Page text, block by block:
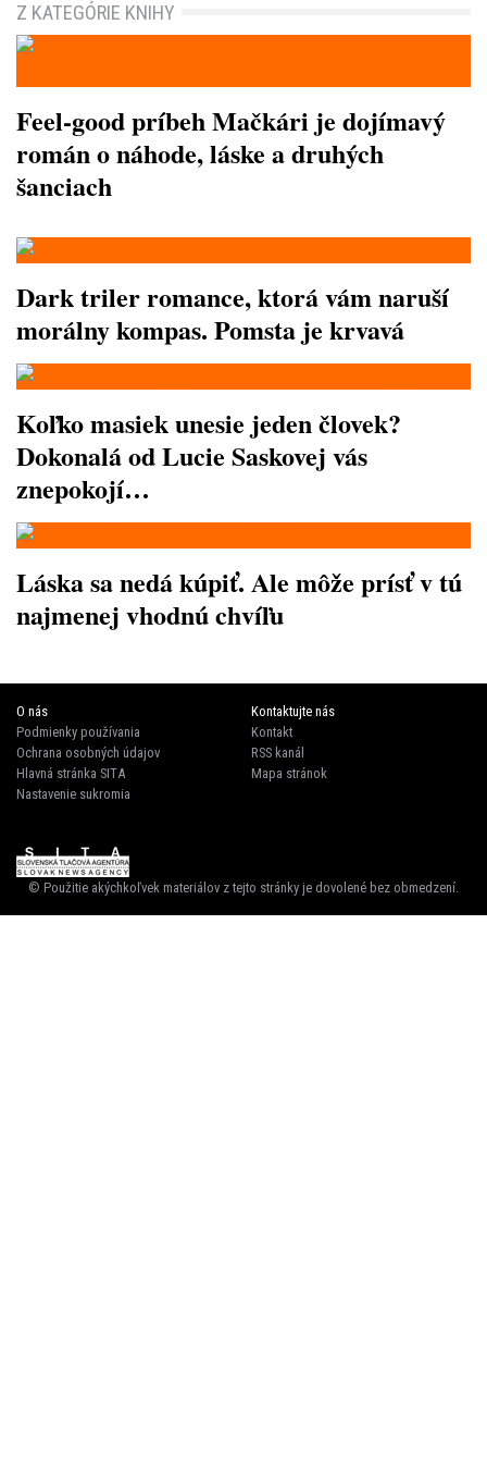
Z KATEGÓRIE KNIHY
Feel-good príbeh Mačkári je dojímavý
román o náhode, láske a druhých
šanciach
Dark triler romance, ktorá vám naruší
morálny kompas. Pomsta je krvavá
Koľko masiek unesie jeden človek?
Dokonalá od Lucie Saskovej vás
znepokojí…
Láska sa nedá kúpiť. Ale môže prísť v tú
najmenej vhodnú chvíľu
O nás
Podmienky používania
Ochrana osobných údajov
Hlavná stránka SITA
Nastavenie sukromia
Kontaktujte nás
Kontakt
RSS kanál
Mapa stránok
© Použitie akýchkoľvek materiálov z tejto stránky je dovolené bez obmedzení.